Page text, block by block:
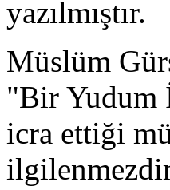
yazılmıştır.
Müslüm
"Bir Yudum
icra ettiği